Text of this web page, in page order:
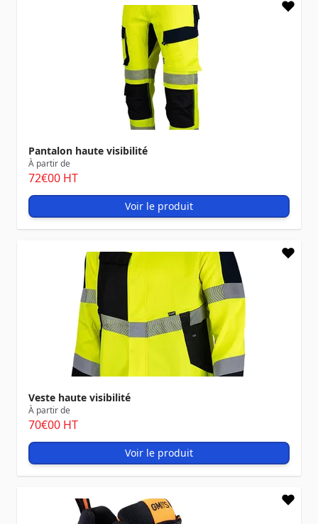
Pantalon haute visibilité
À partir de
72€00 HT
Voir le produit
Veste haute visibilité
À partir de
70€00 HT
Voir le produit